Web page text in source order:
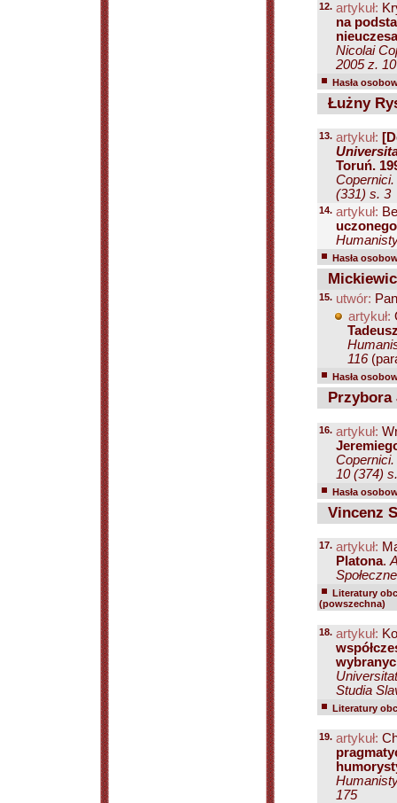
12. artykuł:
na
Nicolai
2005 z.
Hasła
Łużny
13. artykuł:
Toruń.
(331) s. 3
14. artykuł:
Hasła
15. utwór:
artykuł:
116
Hasła
Przybora
16. artykuł:
10 (374)
Hasła
Vincenz
17. artykuł:
Platona.
Literatury
(powszechna)
18. artykuł:
Studia
Literatury
19. artykuł:
175